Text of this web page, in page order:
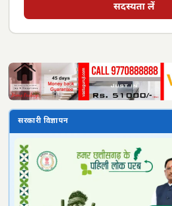
सदस्यता लें
सरकारी विज्ञापन